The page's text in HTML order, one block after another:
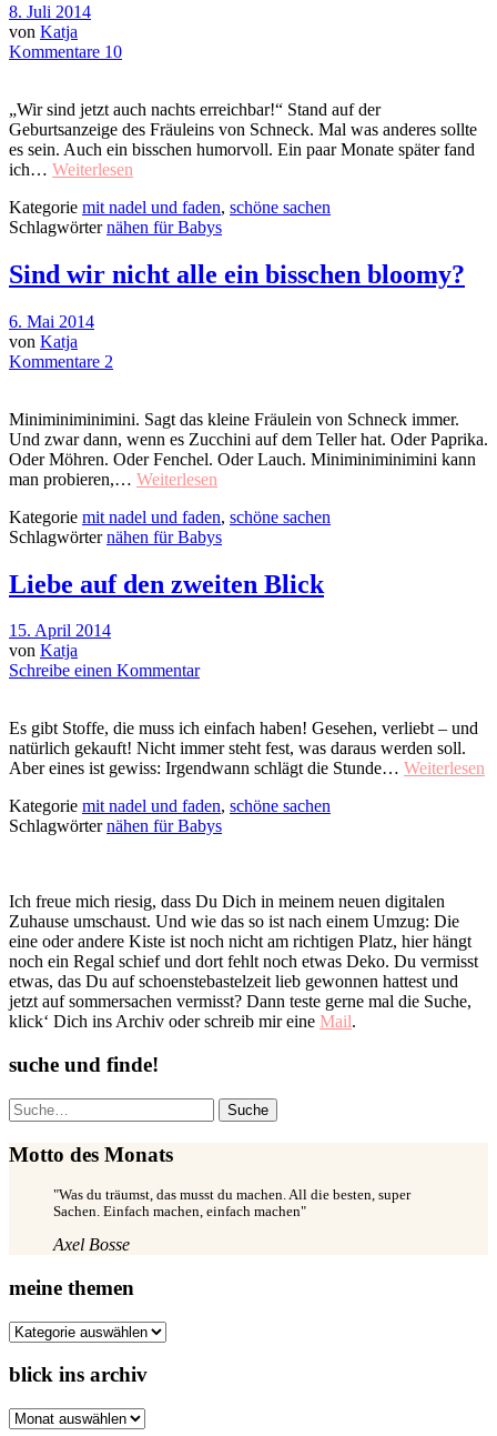
8. Juli 2014
von Katja
Kommentare 10
„Wir sind jetzt auch nachts erreichbar!“ Stand auf der
Geburtsanzeige des Fräuleins von Schneck. Mal was anderes sollte
es sein. Auch ein bisschen humorvoll. Ein paar Monate später fand
ich… Weiterlesen
Kategorie mit nadel und faden, schöne sachen
Schlagwörternähen für Babys
Sind wir nicht alle ein bisschen bloomy?
6. Mai 2014
von Katja
Kommentare 2
Miniminiminimini. Sagt das kleine Fräulein von Schneck immer.
Und zwar dann, wenn es Zucchini auf dem Teller hat. Oder Paprika.
Oder Möhren. Oder Fenchel. Oder Lauch. Miniminiminimini kann
man probieren,… Weiterlesen
Kategorie mit nadel und faden, schöne sachen
Schlagwörternähen für Babys
Liebe auf den zweiten Blick
15. April 2014
von Katja
Schreibe einen Kommentar
Es gibt Stoffe, die muss ich einfach haben! Gesehen, verliebt – und
natürlich gekauft! Nicht immer steht fest, was daraus werden soll.
Aber eines ist gewiss: Irgendwann schlägt die Stunde… Weiterlesen
Kategorie mit nadel und faden, schöne sachen
Schlagwörternähen für Babys
Ich freue mich riesig, dass Du Dich in meinem neuen digitalen
Zuhause umschaust. Und wie das so ist nach einem Umzug: Die
eine oder andere Kiste ist noch nicht am richtigen Platz, hier hängt
noch ein Regal schief und dort fehlt noch etwas Deko. Du vermisst
etwas, das Du auf schoenstebastelzeit lieb gewonnen hattest und
jetzt auf sommersachen vermisst? Dann teste gerne mal die Suche,
klick‘ Dich ins Archiv oder schreib mir eine Mail.
suche und finde!
Suche
Motto des Monats
"Was du träumst, das musst du machen. All die besten, super
Sachen. Einfach machen, einfach machen"
Axel Bosse
meine themen
meine
blick ins archiv
blick